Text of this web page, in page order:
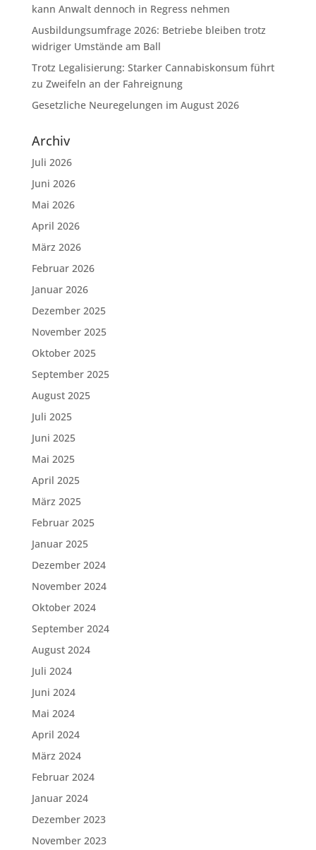
kann Anwalt dennoch in Regress nehmen
Ausbildungsumfrage 2026: Betriebe bleiben trotz
widriger Umstände am Ball
Trotz Legalisierung: Starker Cannabiskonsum führt
zu Zweifeln an der Fahreignung
Gesetzliche Neuregelungen im August 2026
Archiv
Juli 2026
Juni 2026
Mai 2026
April 2026
März 2026
Februar 2026
Januar 2026
Dezember 2025
November 2025
Oktober 2025
September 2025
August 2025
Juli 2025
Juni 2025
Mai 2025
April 2025
März 2025
Februar 2025
Januar 2025
Dezember 2024
November 2024
Oktober 2024
September 2024
August 2024
Juli 2024
Juni 2024
Mai 2024
April 2024
März 2024
Februar 2024
Januar 2024
Dezember 2023
November 2023